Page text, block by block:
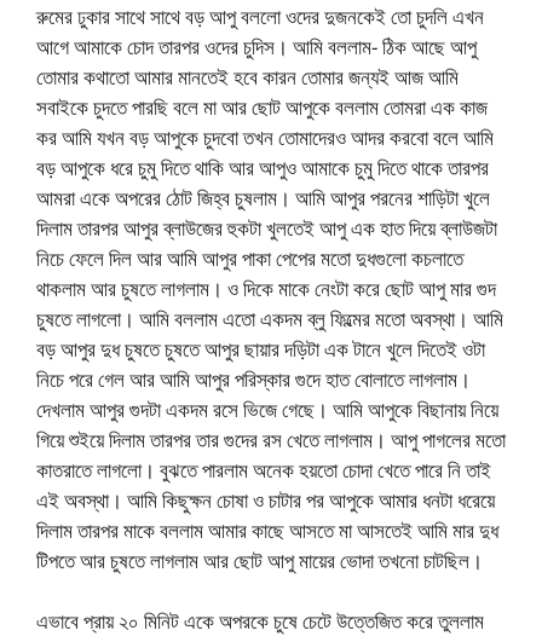
রুমের ঢুকার সাথে সাথে বড় আপু বললো ওদের দুজনকেই তো চুদলি এখন
আগে আমাকে চোদ তারপর ওদের চুদিস। আমি বললাম- ঠিক আছে আপু
তোমার কথাতো আমার মানতেই হবে কারন তোমার জন্যই আজ আমি
সবাইকে চুদতে পারছি বলে মা আর ছোট আপুকে বললাম তোমরা এক কাজ
কর আমি যখন বড় আপুকে চুদবো তখন তোমাদেরও আদর করবো বলে আমি
বড় আপুকে ধরে চুমু দিতে থাকি আর আপুও আমাকে চুমু দিতে থাকে তারপর
আমরা একে অপরের ঠোট জিহ্ব চুষলাম। আমি আপুর পরনের শাড়িটা খুলে
দিলাম তারপর আপুর ব্লাউজের হুকটা খুলতেই আপু এক হাত দিয়ে ব্লাউজটা
নিচে ফেলে দিল আর আমি আপুর পাকা পেপের মতো দুধগুলো কচলাতে
থাকলাম আর চুষতে লাগলাম। ও দিকে মাকে নেংটা করে ছোট আপু মার গুদ
চুষতে লাগলো। আমি বললাম এতো একদম ব্লু ফিল্মের মতো অবস্থা। আমি
বড় আপুর দুধ চুষতে চুষতে আপুর ছায়ার দড়িটা এক টানে খুলে দিতেই ওটা
নিচে পরে গেল আর আমি আপুর পরিস্কার গুদে হাত বোলাতে লাগলাম।
দেখলাম আপুর গুদটা একদম রসে ভিজে গেছে। আমি আপুকে বিছানায় নিয়ে
গিয়ে শুইয়ে দিলাম তারপর তার গুদের রস খেতে লাগলাম। আপু পাগলের মতো
কাতরাতে লাগলো। বুঝতে পারলাম অনেক হয়তো চোদা খেতে পারে নি তাই
এই অবস্থা। আমি কিছুক্ষন চোষা ও চাটার পর আপুকে আমার ধনটা ধরেয়ে
দিলাম তারপর মাকে বললাম আমার কাছে আসতে মা আসতেই আমি মার দুধ
টিপতে আর চুষতে লাগলাম আর ছোট আপু মায়ের ভোদা তখনো চাটছিল।
এভাবে প্রায় ২০ মিনিট একে অপরকে চুষে চেটে উত্তেজিত করে তুললাম